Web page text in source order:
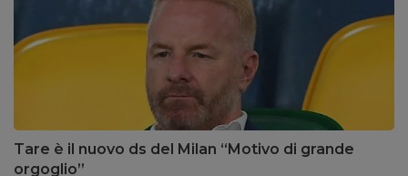
Tare è il nuovo ds del Milan “Motivo di grande
orgoglio”